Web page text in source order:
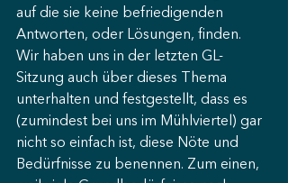
auf die sie keine befriedigenden
Antworten, oder Lösungen, finden.
Wir haben uns in der letzten GL-
Sitzung auch über dieses Thema
unterhalten und festgestellt, dass es
(zumindest bei uns im Mühlviertel) gar
nicht so einfach ist, diese Nöte und
Bedürfnisse zu benennen. Zum einen,